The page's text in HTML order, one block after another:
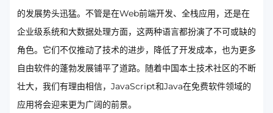
的发展势头迅猛。不管是在Web前端开发、全栈应用，还是在
企业级系统和大数据处理方面，这两种语言都扮演了不可或缺的
角色。它们不仅推动了技术的进步，降低了开发成本，也为更多
自由软件的蓬勃发展铺平了道路。随着中国本土技术社区的不断
壮大，我们有理由相信，JavaScript和Java在免费软件领域的
应用将会迎来更为广阔的前景。